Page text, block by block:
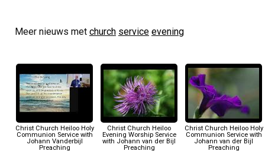
Meer nieuws met church service evening
Christ Church Heiloo Holy
Communion Service with
Johann Vanderbijl
Preaching
Christ Church Heiloo
Evening Worship Service
with Johann van der Bijl
Preaching
Christ Church Heiloo Holy
Communion Service with
Johann van der Bijl
Preaching